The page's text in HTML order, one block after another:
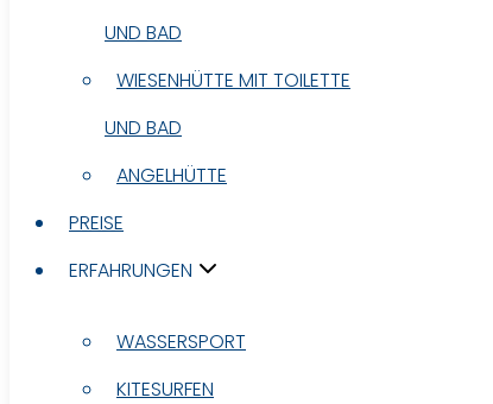
UND BAD
WIESENHÜTTE MIT TOILETTE
UND BAD
ANGELHÜTTE
PREISE
ERFAHRUNGEN
WASSERSPORT
KITESURFEN
UND BAD
WIESENHÜTTE MIT TOILETTE
UND BAD
ANGELHÜTTE
PREISE
ERFAHRUNGEN
WASSERSPORT
KITESURFEN